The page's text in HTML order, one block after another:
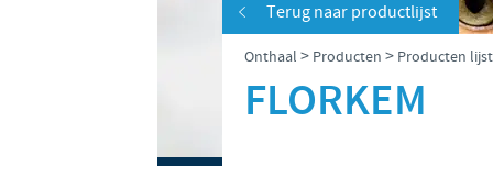
Onze missie
Onze kernwaarden
Onderzoek en ontwikkeling
Terug naar productlijst
Onthaal > Producten > Producten lijst
FLORKEM